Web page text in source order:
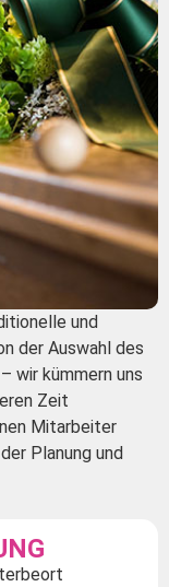
und
der Auswahl des
wir kümmern uns
Zeit
Mitarbeiter
Planung und